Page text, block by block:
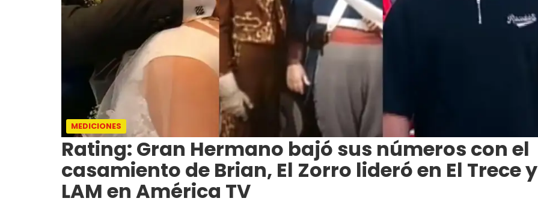
MEDICIONES
Rating: Gran Hermano bajó sus números con el
casamiento de Brian, El Zorro lideró en El Trece y
LAM en América TV